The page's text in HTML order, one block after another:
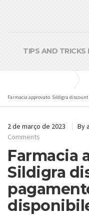
TIPS AND TRICKS
Farmacia approvato. Sildigra
2 de março de 2023 By
Comments
Farmacia
Sildigra